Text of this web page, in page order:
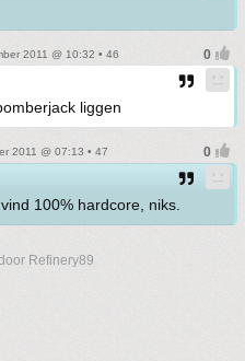
2011 @ 10:32 • 46
liggen
2011 @ 07:13 • 47
100% hardcore, niks.
Refinery89